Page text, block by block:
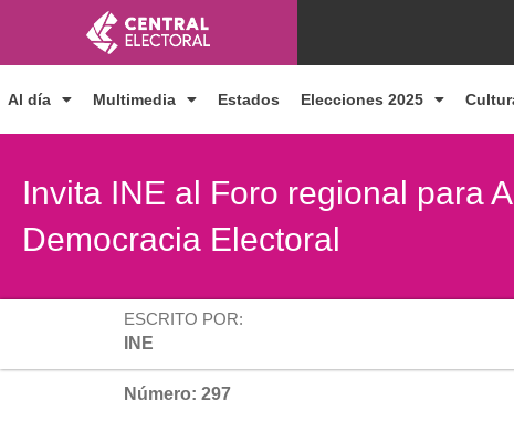
contenido
Al día Multimedia Estados Elecciones 2025
Invita INE al Foro regional para
Democracia Electoral
ESCRITO POR:
INE
Número: 297